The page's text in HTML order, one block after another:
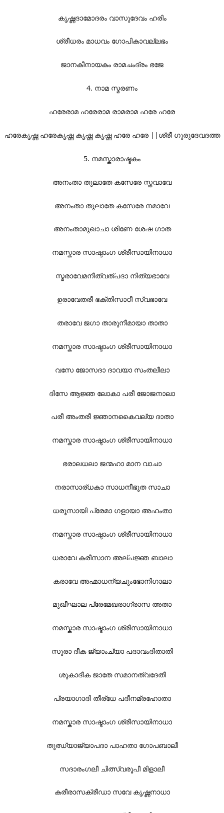
കൃഷ്ണദാമോദരം വാസുദേവം ഹരിം
ശ്രീധരം മാധവം ഗോപികാവല്ലഭം
ജാനകീനായകം രാമചംദ്രം ഭജേ
4. നാമ സ്മരണം
ഹരേരാമ ഹരേരാമ രാമരാമ ഹരേ ഹരേ
ഹരേകൃഷ്ണ ഹരേകൃഷ്ണ കൃഷ്ണ കൃഷ്ണ ഹരേ ഹരേ ||ശ്രീ ഗുരുദേവദത്ത
5. നമസ്കാരാഷ്ടകം
അനംതാ തുലാതേ കസേരേ സ്തവാവേ
അനംതാ തുലാതേ കസേരേ നമാവേ
അനംതാമുഖാചാ ശിണേ ശേഷ ഗാത
നമസ്കാര സാഷ്ടാംഗ ശ്രീസായിനാധാ
സ്മരാവേമനീത്വത്പദാ നിത്യഭാവേ
ഉരാവേതരീ ഭക്തിസാഠീ സ്വഭാവേ
തരാവേ ജഗാ താരുനീമായാ താതാ
നമസ്കാര സാഷ്ടാംഗ ശ്രീസായിനാധാ
വസേ ജോസദാ ദാവയാ സംതലീലാ
ദിസേ ആജ്ഞ ലോകാ പരീ ജോജനാലാ
പരീ അംതരീ ജ്ഞാനകൈവല്യ ദാതാ
നമസ്കാര സാഷ്ടാംഗ ശ്രീസായിനാധാ
ഭരാലധലാ ജന്മഹാ മാന വാചാ
നരാസാര്ധകാ സാധനീഭൂത സാചാ
ധരൂസായി പ്രേമാ ഗളായാ അഹംതാ
നമസ്കാര സാഷ്ടാംഗ ശ്രീസായിനാധാ
ധരാവേ കരീസാന അല്പജ്ഞ ബാലാ
കരാവേ അഹ്മാധന്യചുംഭോനിഗാലാ
മുഖീഘാല പ്രേമേഖരാഗ്രാസ അതാ
നമസ്കാര സാഷ്ടാംഗ ശ്രീസായിനാധാ
സുരാ ദീക ജ്യാംച്യാ പദാവംദിതാതി
ശുകാദീക ജാതേ സമാനത്വദേതീ
പ്രയാഗാദി തീര്ധേ പദീനമ്രഹോതാ
നമസ്കാര സാഷ്ടാംഗ ശ്രീസായിനാധാ
തുഝ്യാജ്യാപദാ പാഹതാ ഗോപബാലീ
സദാരംഗലീ ചിത്സ്വരൂപീ മിളാലീ
കരീരാസക്രീഡാ സവേ കൃഷ്ണനാധാ